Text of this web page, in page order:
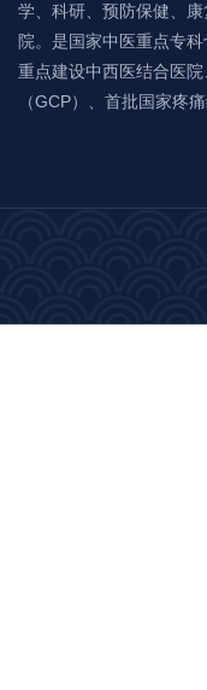
学、科研、预防保健、
院。是国家中医重点专
重点建设中西医结合医
（GCP）、首批国家疼